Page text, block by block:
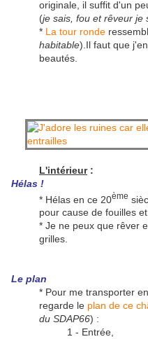
originale, il suffit d'un
(je sais, fou et rêveur je
* La tour ronde
habitable).Il faut que
beautés.
L'intérieur:
Hélas !
* Hélas en ce 20ème
pour cause de fouilles
* Je ne peux que rêver
grilles.
Le plan
* Pour me transporter
regarde le plan de ce
du SDAP66) :
1 - Entrée,